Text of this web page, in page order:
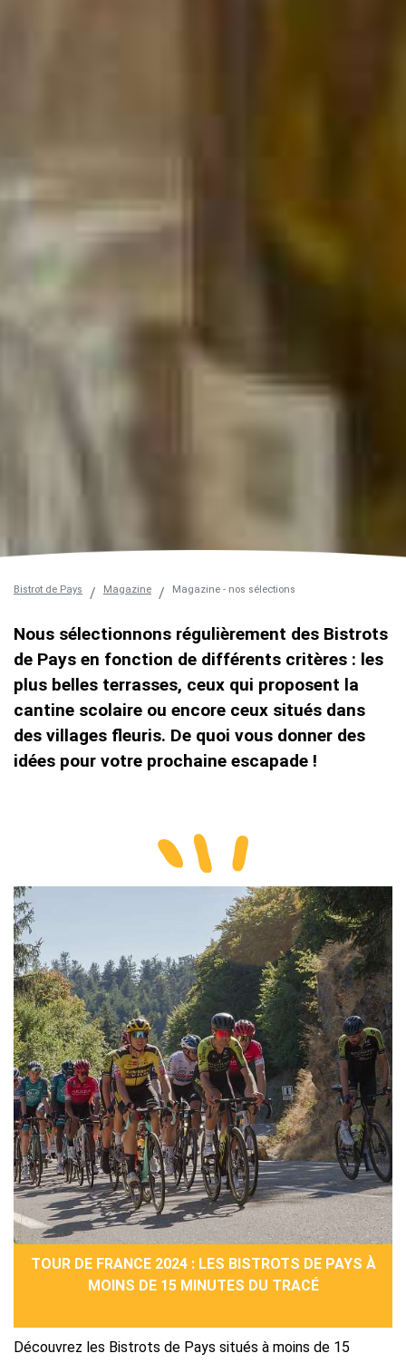
Bistrot de Pays Magazine Magazine - nos sélections
Nous sélectionnons régulièrement des Bistrots
de Pays en fonction de différents critères : les
plus belles terrasses, ceux qui proposent la
cantine scolaire ou encore ceux situés dans
des villages fleuris. De quoi vous donner des
idées pour votre prochaine escapade !
TOUR DE FRANCE 2024 : LES BISTROTS DE PAYS À
MOINS DE 15 MINUTES DU TRACÉ
Découvrez les Bistrots de Pays situés à moins de 15